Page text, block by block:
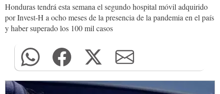
Honduras tendrá esta semana el segundo hospital móvil adquirido
por Invest-H a ocho meses de la presencia de la pandemia en el país
y haber superado los 100 mil casos